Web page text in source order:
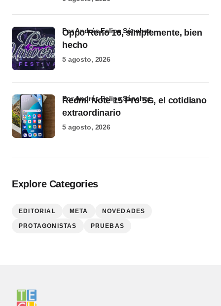
Oppo Reno 16, simplemente, bien
hecho
por Andrés Felipe Sánchez
5 agosto, 2026
Redmi Note 15 Pro 5G, el cotidiano
extraordinario
por Andrés Felipe Sánchez
5 agosto, 2026
Explore Categories
EDITORIAL META NOVEDADES
PROTAGONISTAS PRUEBAS